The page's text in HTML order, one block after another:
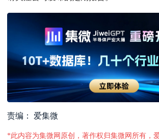
责编： 爱集微
*此内容为集微网原创，著作权归集微网所有，